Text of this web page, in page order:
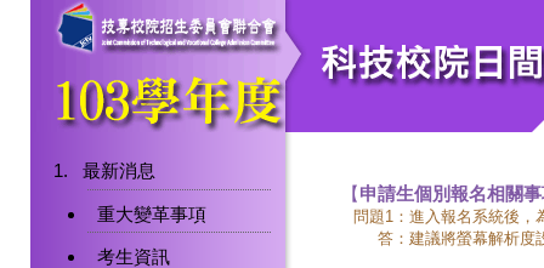
最新消息
重大變革事項
考生資訊
【申請生個別報名相關
問題1： 進入報名系統後，
答： 建議將螢幕解析度